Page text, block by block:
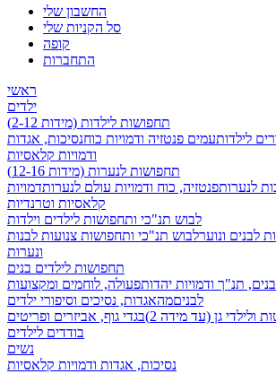
החשבון שלי
סל הקניות שלי
קופה
התחברות
ראשי
ילדים
תחפושות לילדות (מידות 2-12)
לילדותעמים פנטזיה ודמויות כוחנסיכות, אגדות
ודמויות קלאסיות
תחפושות לנערות (מידות 12-16)
לנערותפנטזיה, כוח ודמויות עולם לנערותדמויות
קלאסיות וטרנדיות
לבוש תנ"כי ותחפושות לילדים וילדות
לבנים ונוערלבוש תנ"כי ותחפושות צנועות לבנות
ונערות
תחפושות לילדים בנים
תנ"ך ודמויות יהדותפעולה, לוחמים ומקצועות
לבניםמהאגדות, נסיכים וסיפורי ילדים
ולילדי גן (עד מידה 2)
בגדי גוף, אביזרים ופריטים
בודדים לילדים
נשים
נסיכות, אגדות ודמויות קלאסיות